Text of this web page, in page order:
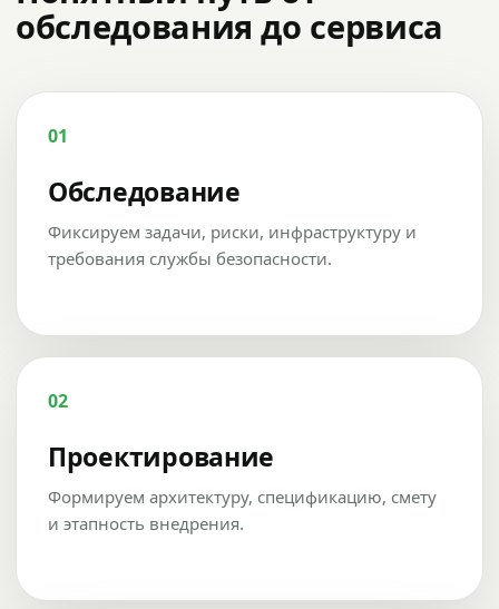
обследования до сервиса
01
Обследование
Фиксируем задачи, риски, инфраструктуру и
требования службы безопасности.
02
Проектирование
Формируем архитектуру, спецификацию, смету
и этапность внедрения.